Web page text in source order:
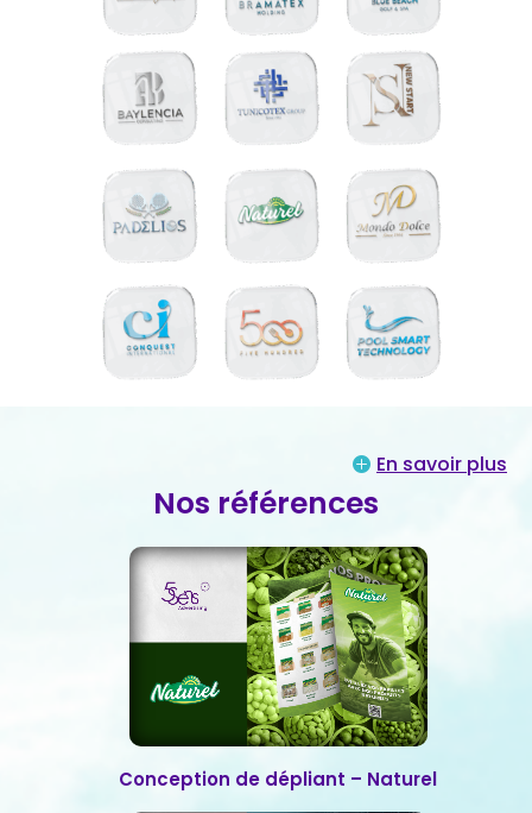
En savoir plus
Nos références
Conception de dépliant – Naturel